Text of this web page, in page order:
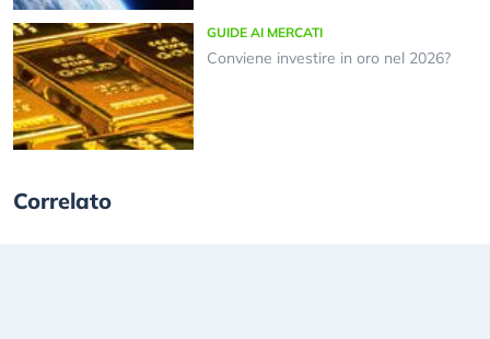
GUIDE AI MERCATI
Conviene investire in oro nel 2026?
Correlato